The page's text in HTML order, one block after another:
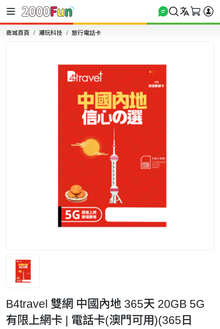
商城首頁 潮玩科技 旅行電話卡
B4travel 雙網 中國內地 365天 20GB 5G
有限上網卡 | 電話卡(澳門可用)(365日